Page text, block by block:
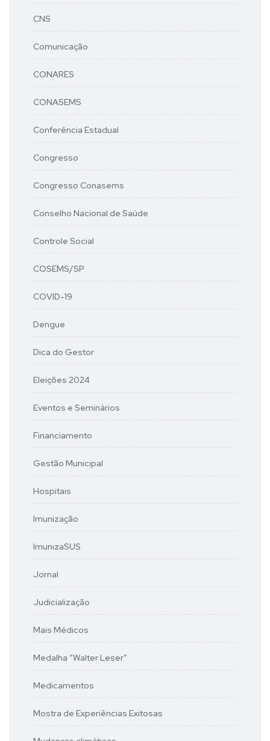
CNS
Comunicação
CONARES
CONASEMS
Conferência Estadual
Congresso
Congresso Conasems
Conselho Nacional de Saúde
Controle Social
COSEMS/SP
COVID-19
Dengue
Dica do Gestor
Eleições 2024
Eventos e Seminários
Financiamento
Gestão Municipal
Hospitais
Imunização
ImunizaSUS
Jornal
Judicialização
Mais Médicos
Medalha “Walter Leser”
Medicamentos
Mostra de Experiências Exitosas